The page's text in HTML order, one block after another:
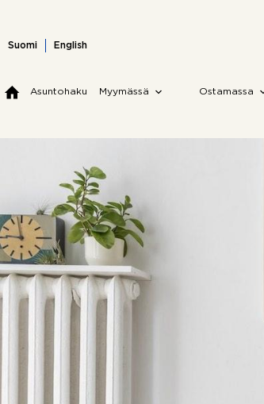
content
Suomi English
Asuntohaku Myymässä Ostamassa